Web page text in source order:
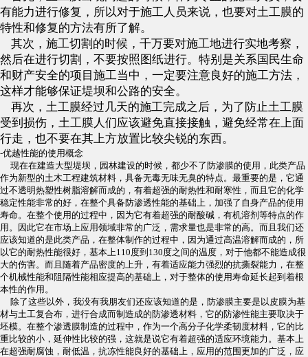
有能力进行修复，所以对于施工人员来说，也要对土工膜的
特性和修复的方法有所了解。
其次，施工切割的时候，千万要对施工地进行实地考察，
然后在进行切割，不要按照图纸进行。特别是关系国民生命
和财产安全的项目施工当中，一定要注意良好的施工方法，
这样才能够保证堤坝和公路的安全。
再次，土工膜经过几天的施工完成之后，为了防止土工膜
受到损伤，土工膜人们应该避免直接接触，避免经常在上面
行走， 也不要在其上方放置比较尖锐的东西。
-优越性能的使用概念
现在在建造大型堤坝，园林建设的时候，都少不了防渗膜的使用，此类产品
作为新型的土木工程建筑材料，具备无毒无味无臭的特点。最重要的是，它通
过不透明热塑性树脂溶解而成的，有着超强的耐热性和耐寒性，而且它的化学
稳定性能非常的好，在整个具备防渗透性能的基础上，加强了自身产品的使用
寿命。在整个使用的过程中，因为它有着超强的耐酸碱，有机溶剂等特点的作
用。因此它在市场上应用领域非常的广泛，需求量也是非常的高。而且我们还
应该知道的是此类产品，在整体制作的过程中，因为通过高温溶解而成的，所
以它的耐热性能很好，基本上110度到130度之间的温度，对于他都不能造成很
大的伤害。而且随着产品密度的上升，有着适应能力强烈的抗撕裂能力，在整
个机械性能和阻隔性能相应提高的基础上，对于整体的使用寿命延长起到着根
本性的作用。
除了这些以外，我没有我朋友们还应该知道的是，防渗膜主要是以皮膜为基
材与土工复合布，进行合成而制造成的防渗透材料，它的防渗性能主要取决于
坯模。在整个渗透膜制造的过程中，作为一个高分子化学柔韧度材料，它的比
重比较的小，延伸性比较的强，这就是说它有着超强的适应环境能力。基本上
在超强耐腐蚀，耐低温，抗冻性能良好的基础上，应用的范围更加的广泛，应